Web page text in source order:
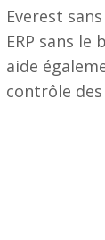
Everest
ERP sans
aide
contrôle